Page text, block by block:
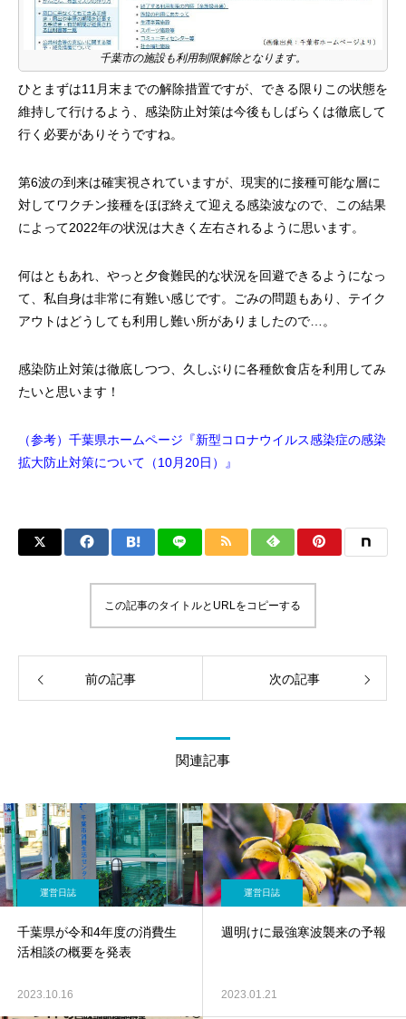
千葉市の施設も利用制限解除となります。
ひとまずは11月末までの解除措置ですが、できる限りこの状態を
維持して行けるよう、感染防止対策は今後もしばらくは徹底して
行く必要がありそうですね。
第6波の到来は確実視されていますが、現実的に接種可能な層に
対してワクチン接種をほぼ終えて迎える感染波なので、この結果
によって2022年の状況は大きく左右されるように思います。
何はともあれ、やっと夕食難民的な状況を回避できるようになっ
て、私自身は非常に有難い感じです。ごみの問題もあり、テイク
アウトはどうしても利用し難い所がありましたので…。
感染防止対策は徹底しつつ、久しぶりに各種飲食店を利用してみ
たいと思います！
（参考）千葉県ホームページ『新型コロナウイルス感染症の感染
拡大防止対策について（10月20日）』
この記事のタイトルとURLをコピーする
前の記事 次の記事
関連記事
運営日誌
千葉県が令和4年度の消費生
活相談の概要を発表
2023.10.16
運営日誌
週明けに最強寒波襲来の予報
2023.01.21